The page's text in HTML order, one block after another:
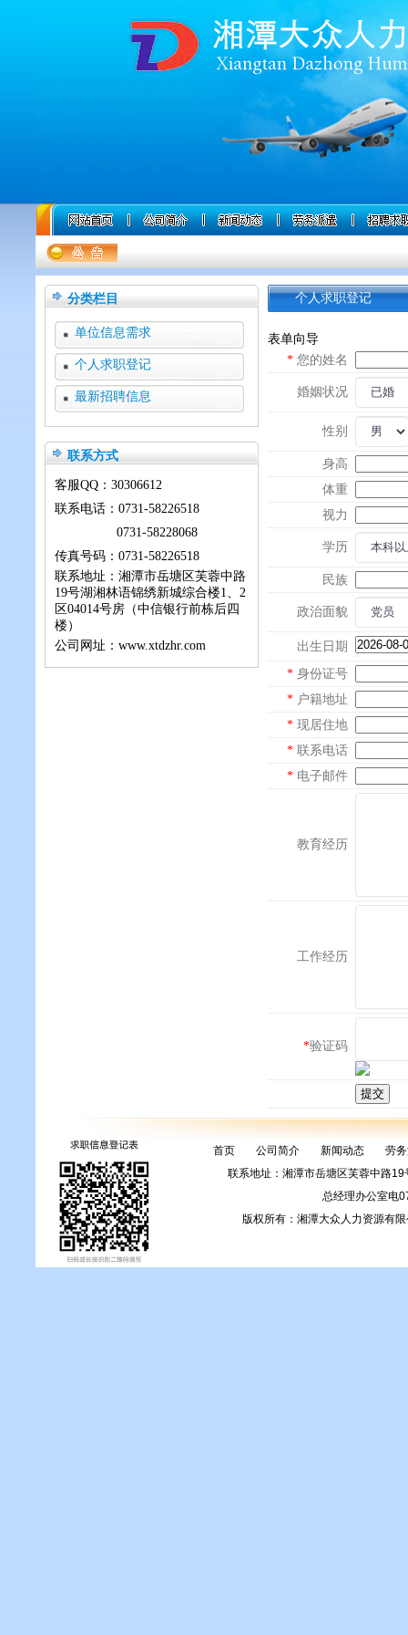
分类栏目
单位信息需求
个人求职登记
最新招聘信息
联系方式
客服QQ： 30306612
联系电话：0731-58226518
0731-58228068
传真号码：0731-58226518
联系地址：湘潭市岳塘区芙蓉中路
19号湖湘林语锦绣新城综合楼1、2
区04014号房（中信银行前栋后四
楼）
公司网址：www.xtdzhr.com
个人求职登记
表单向导
* 您的姓名
婚姻状况
性别
身高
体重
视力
学历
民族
政治面貌
出生日期
* 身份证号
* 户籍地址
* 现居住地
* 联系电话
* 电子邮件
教育经历
工作经历
*验证码
首页 公司简介 新闻动态
劳
联系地址：湘潭市岳塘区芙蓉中
总经理办公室
版权所有：湘潭大众人力资源